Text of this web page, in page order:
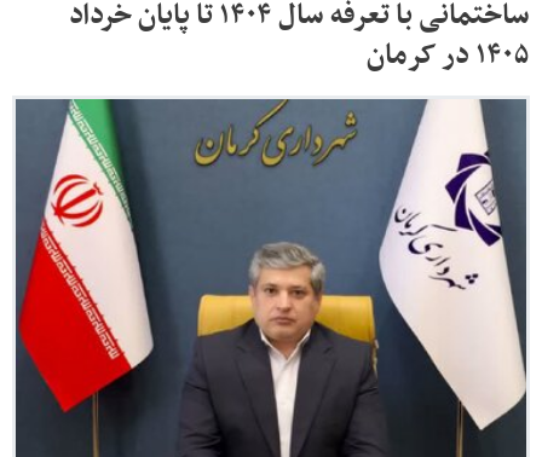
ساختمانی با تعرفه سال ۱۴۰۴ تا پایان خرداد
۱۴۰۵ در کرمان